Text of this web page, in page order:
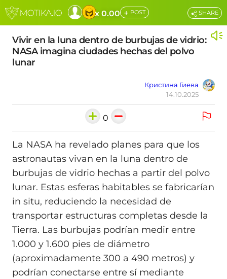
x 0.00 + POST
Vivir en la luna dentro de burbujas de vidrio:
NASA imagina ciudades hechas del polvo
lunar
Кристина Гиева
14.10.2025
SHARE
0
La NASA ha revelado planes para que los
astronautas vivan en la luna dentro de
burbujas de vidrio hechas a partir del polvo
lunar. Estas esferas habitables se fabricarían
in situ, reduciendo la necesidad de
transportar estructuras completas desde la
Tierra. Las burbujas podrían medir entre
1.000 y 1.600 pies de diámetro
(aproximadamente 300 a 490 metros) y
podrían conectarse entre sí mediante